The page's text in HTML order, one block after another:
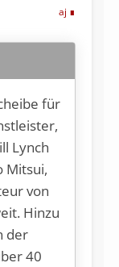
aj
für
Lynch
Mi­t­sui,
von
Hin­zu
der
40